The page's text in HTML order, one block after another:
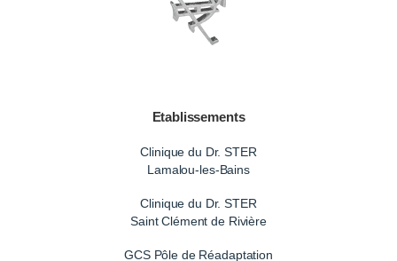
Etablissements
Clinique du Dr. STER
Lamalou-les-Bains
Clinique du Dr. STER
Saint Clément de Rivière
GCS Pôle de Réadaptation